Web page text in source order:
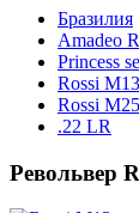
Бразилия
Amadeo
Princess
Rossi M13
Rossi M25
.22 LR
Револьвер